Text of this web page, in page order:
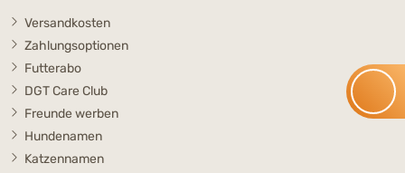
Versandkosten
Zahlungsoptionen
Futterabo
DGT Care Club
Freunde werben
Hundenamen
Katzennamen